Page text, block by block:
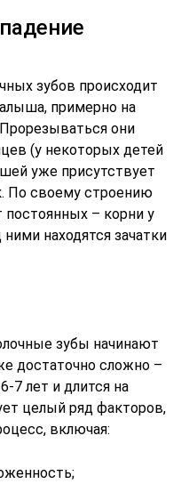
зубов происходит
примерно на
они
(у некоторых детей
уже присутствует
По своему строению
– корни у
находятся зачатки
зубы начинают
достаточно сложно –
7 лет и длится на
целый ряд факторов,
включая: